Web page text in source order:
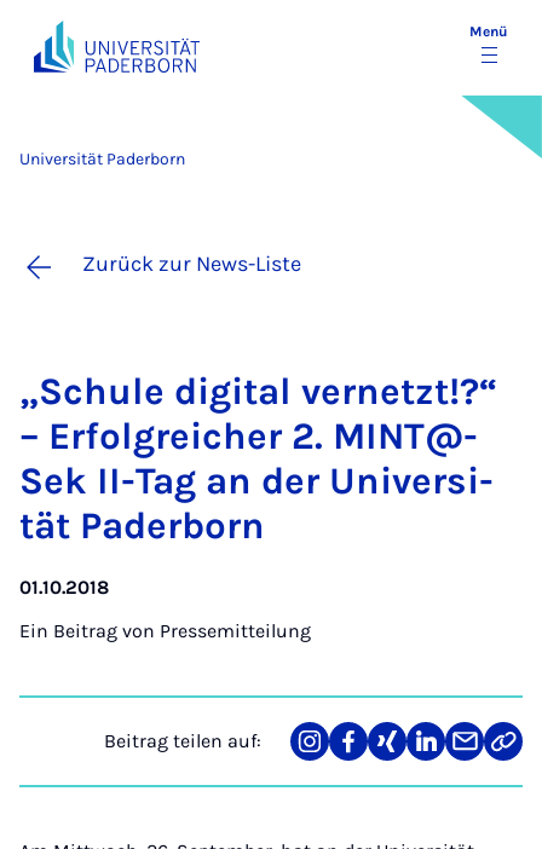
Menü
Universität Paderborn
Zurück zur News-Liste
„Schu­le di­gi­tal ver­netzt!?“
– Er­folg­rei­cher 2. MINT@­
Sek II-Tag an der Uni­ver­si­
tät Pa­der­born
01.10.2018
Ein Beitrag von Pressemitteilung
Beitrag teilen auf:
Teilen
auf
Teilen
auf
Teilen
auf
Teilen
auf
Teilen
über
Mail
Link